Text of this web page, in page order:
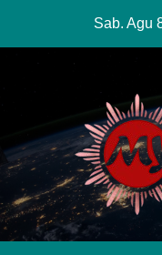
Sab. Agu